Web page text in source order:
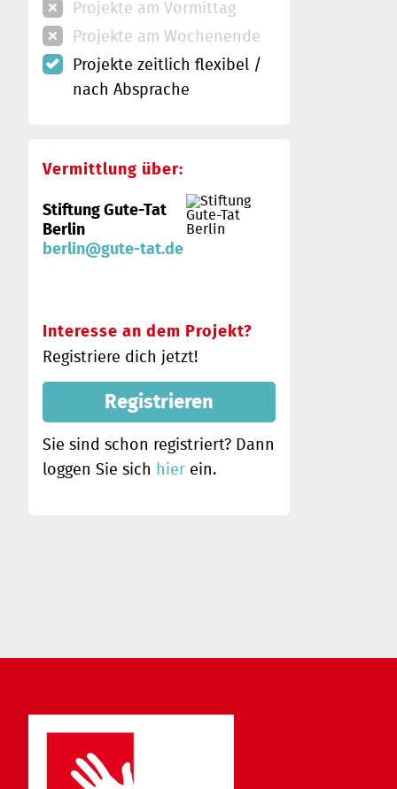
Projekte am Vormittag
Projekte am Wochenende
Projekte zeitlich flexibel /
nach Absprache
Vermittlung über:
Stiftung Gute-Tat
Berlin
berlin@gute-tat.de
Interesse an dem Projekt?
Registriere dich jetzt!
Registrieren
Sie sind schon registriert? Dann
loggen Sie sich hier ein.